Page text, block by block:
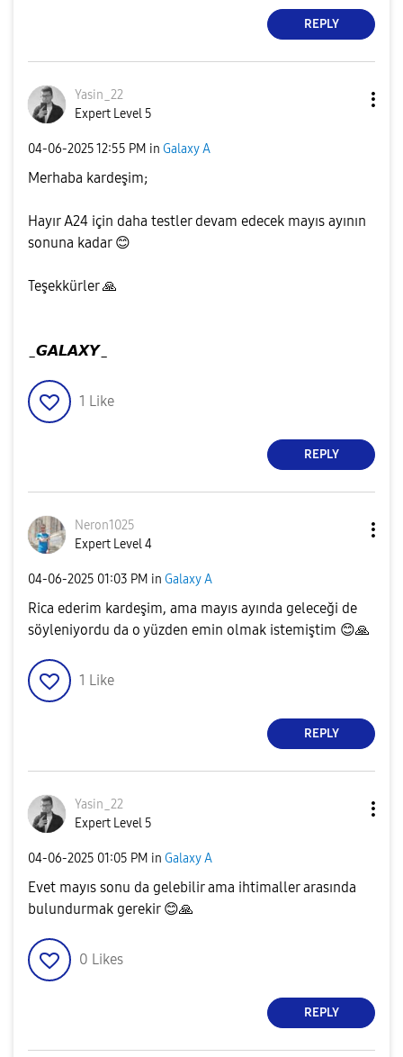
REPLY
Yasin_22
Expert Level 5
‎04-06-202512:55 PM in Galaxy A
Merhaba kardeşim;
Hayır A24 için daha testler devam edecek mayıs ayının
sonuna kadar 😊
Teşekkürler🙏
_𝙂𝘼𝙇𝘼𝙓𝙔_
1 Like
REPLY
Neron1025
Expert Level 4
‎04-06-2025 01:03 PM in Galaxy A
Rica ederim kardeşim, ama mayıs ayında geleceği de
söyleniyordu da o yüzden emin olmak istemiştim 😊🙏
1 Like
REPLY
Yasin_22
Expert Level 5
‎04-06-2025 01:05 PM in Galaxy A
Evet mayıs sonu da gelebilir ama ihtimaller arasında
bulundurmak gerekir 😊🙏
0 Likes
REPLY